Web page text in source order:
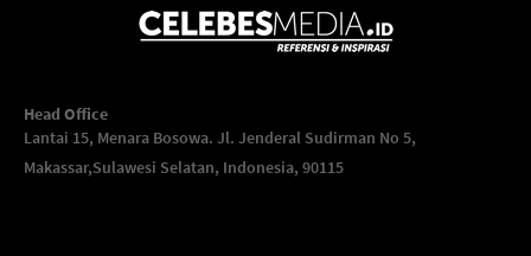
Head Office
Lantai 15, Menara Bosowa. Jl. Jenderal Sudirman No 5,
Makassar,Sulawesi Selatan, Indonesia, 90115